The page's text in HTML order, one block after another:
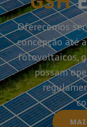
Oferecemos
concepção até
fotovoltaicos,
possam